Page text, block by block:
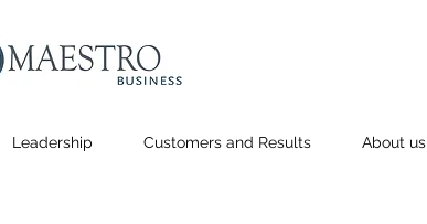
Leadership Customers and Results About us